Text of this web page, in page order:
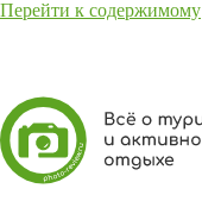
Перейти к содержимому